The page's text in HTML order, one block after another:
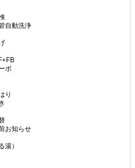
自動洗浄
ボ
り
お知らせ
湯）